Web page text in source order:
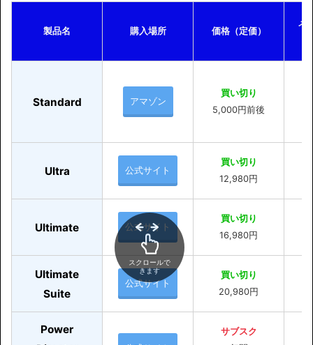
製品名 購入場所 価格（定価）
メ
Standard アマゾン
買い切り
5,000円前後
Ultra 公式サイト
買い切り
12,980円
Ultimate 公式サイト
買い切り
16,980円
Ultimate
Suite
公式サイト
買い切り
20,980円
Power
サブスク
スクロールで
きます